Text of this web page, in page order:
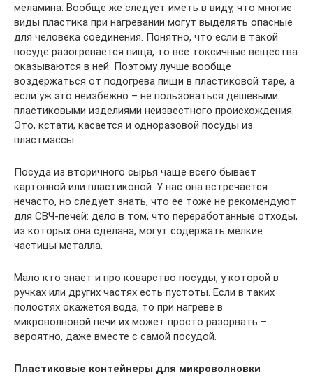
меламина. Вообще же следует иметь в виду, что многие
виды пластика при нагревании могут выделять опасные
для человека соединения. Понятно, что если в такой
посуде разогревается пища, то все токсичные вещества
оказываются в ней. Поэтому лучше вообще
воздержаться от подогрева пищи в пластиковой таре, а
если уж это неизбежно – не пользоваться дешевыми
пластиковыми изделиями неизвестного происхождения.
Это, кстати, касается и одноразовой посуды из
пластмассы.
Посуда из вторичного сырья чаще всего бывает
картонной или пластиковой. У нас она встречается
нечасто, но следует знать, что ее тоже не рекомендуют
для СВЧ-печей: дело в том, что переработанные отходы,
из которых она сделана, могут содержать мелкие
частицы металла.
Мало кто знает и про коварство посуды, у которой в
ручках или других частях есть пустоты. Если в таких
полостях окажется вода, то при нагреве в
микроволновой печи их может просто разорвать –
вероятно, даже вместе с самой посудой.
Пластиковые контейнеры для микроволновки